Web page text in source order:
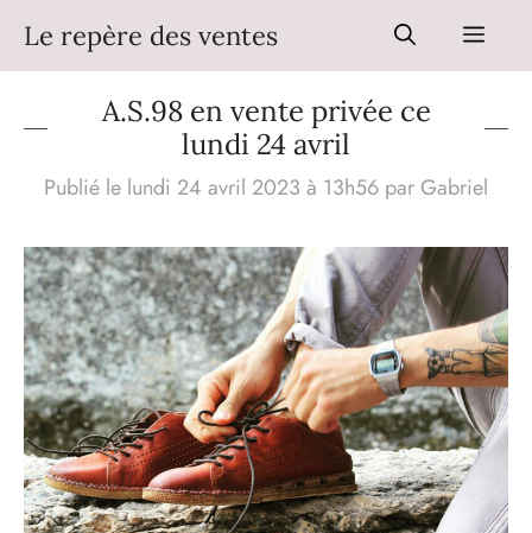
contenu
Le repère des ventes Menu
A.S.98 en vente privée ce
lundi 24 avril
Publié le lundi 24 avril 2023 à 13h56 parGabriel